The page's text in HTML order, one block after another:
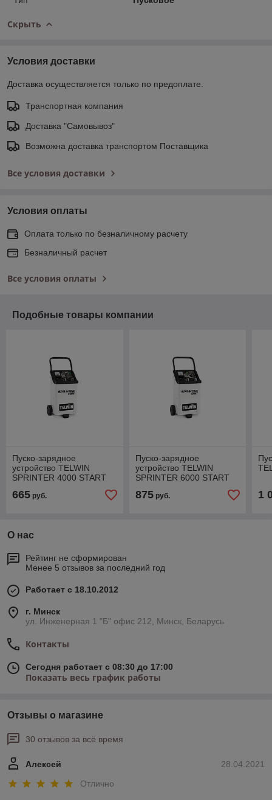
Скрыть
Условия доставки
Доставка осуществляется только по предоплате.
Транспортная компания
Доставка "Самовывоз"
Возможна доставка транспортом Поставщика
Все условия доставки
Условия оплаты
Оплата только по безналичному расчету
Безналичный расчет
Все условия оплаты
Подобные товары компании
Пуско-зарядное
устройство TELWIN
SPRINTER 4000 START
665 руб.
Пуско-зарядное
устройство TELWIN
SPRINTER 6000 START
875руб. 1
О нас
Рейтинг не сформирован
Менее 5 отзывов за последний год
Работает с 18.10.2012
г. Минск
ул. Инженерная 1 "Б" офис 212, Минск, Беларусь
Контакты
Сегодня работает с 08:30 до 17:00
Показать весь график работы
Отзывы о магазине
30 отзывов за всё время
28.04.2021
Алексей
Отлично